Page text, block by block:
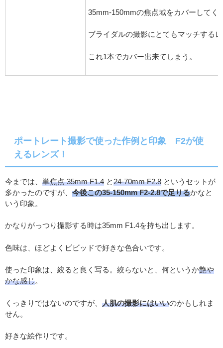
35mm-150mmの焦点域をカバーしてく
ブライダルの撮影にとてもマッチする
これ1本でカバー出来てしまう。
ポートレート撮影で使った作例と印象 F2が使
えるレンズ！
今までは、 単焦点 35mm F1.4 と24-70mm F2.8 というセットが
多かったのですが、 今後この35-150mm F2-2.8で足りるかなと
いう印象。
かなりがっつり撮影する時は35mm F1.4を持ち出します。
色味は、ほどよくビビッドで好きな色合いです。
使った印象は、絞ると良く写る。絞らないと、何というか艶や
かな感じ。
くっきりではないのですが、 人肌の撮影にはいいのかもしれま
せん。
好きな絵作りです。